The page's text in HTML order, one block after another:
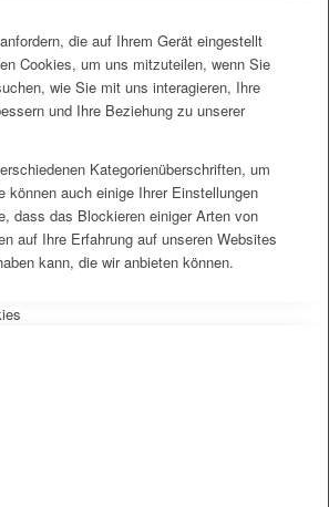
die auf Ihrem Gerät eingestellt
Cookies, um uns mitzuteilen, wenn Sie
wie Sie mit uns interagieren, Ihre
und Ihre Beziehung zu unserer
Kategorienüberschriften, um
können auch einige Ihrer Einstellungen
dass das Blockieren einiger Arten von
auf Ihre Erfahrung auf unseren Websites
kann, die wir anbieten können.